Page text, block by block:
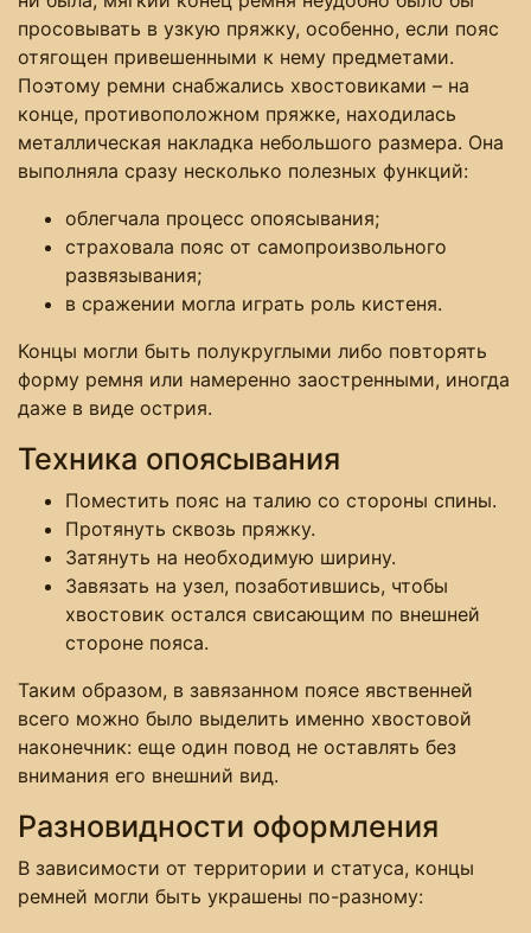
просовывать в узкую пряжку, особенно, если пояс
отягощен привешенными к нему предметами.
Поэтому ремни снабжались хвостовиками – на
конце, противоположном пряжке, находилась
металлическая накладка небольшого размера. Она
выполняла сразу несколько полезных функций:
облегчала процесс опоясывания;
страховала пояс от самопроизвольного
развязывания;
в сражении могла играть роль кистеня.
Концы могли быть полукруглыми либо повторять
форму ремня или намеренно заостренными, иногда
даже в виде острия.
Техника опоясывания
Поместить пояс на талию со стороны спины.
Протянуть сквозь пряжку.
Затянуть на необходимую ширину.
Завязать на узел, позаботившись, чтобы
хвостовик остался свисающим по внешней
стороне пояса.
Таким образом, в завязанном поясе явственней
всего можно было выделить именно хвостовой
наконечник: еще один повод не оставлять без
внимания его внешний вид.
Разновидности оформления
В зависимости от территории и статуса, концы
ремней могли быть украшены по-разному: